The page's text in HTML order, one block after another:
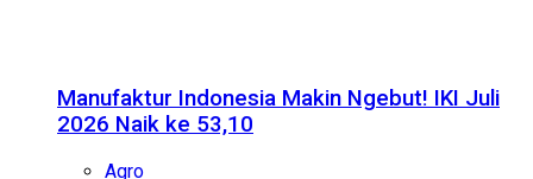
Manufaktur Indonesia Makin Ngebut! IKI Juli
2026 Naik ke 53,10
Agro